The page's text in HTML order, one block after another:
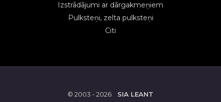
Izstrādājumi ar dārgakmeņiem
Pulksteņi, zelta pulksteņi
Citi
© 2003 - 2026 SIA LEANT